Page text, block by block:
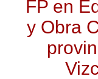
FP en
y Obra